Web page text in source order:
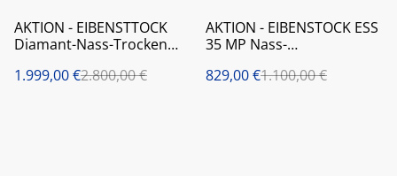
%
AKTION - EIBENSTTOCK
Diamant-Nass-Trocken
1.999,00 €2.800,00 €
%
AKTION - EIBENSTOCK ESS
35 MP Nass-
829,00 €1.100,00 €